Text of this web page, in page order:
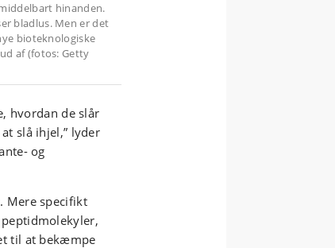
hinanden.
bladlus. Men er det
bioteknologiske
af (fotos: Getty
hvordan de slår
slå ihjel,” lyder
og
Mere specifikt
til at bekæmpe